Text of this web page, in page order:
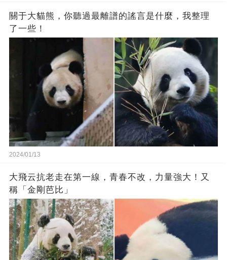
關于大貓熊，你聽過最離譜的謠言是什麼，我整理
了一些！
2024/01/13
大飛云抗老走在第一線，青春不改，力量強大！又
稱「金剛芭比」